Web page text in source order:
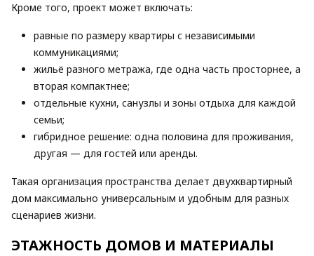
Кроме того, проект может включать:
равные по размеру квартиры с независимыми
коммуникациями;
жильё разного метража, где одна часть просторнее, а
вторая компактнее;
отдельные кухни, санузлы и зоны отдыха для каждой
семьи;
гибридное решение: одна половина для проживания,
другая — для гостей или аренды.
Такая организация пространства делает двухквартирный
дом максимально универсальным и удобным для разных
сценариев жизни.
ЭТАЖНОСТЬ ДОМОВ И МАТЕРИАЛЫ